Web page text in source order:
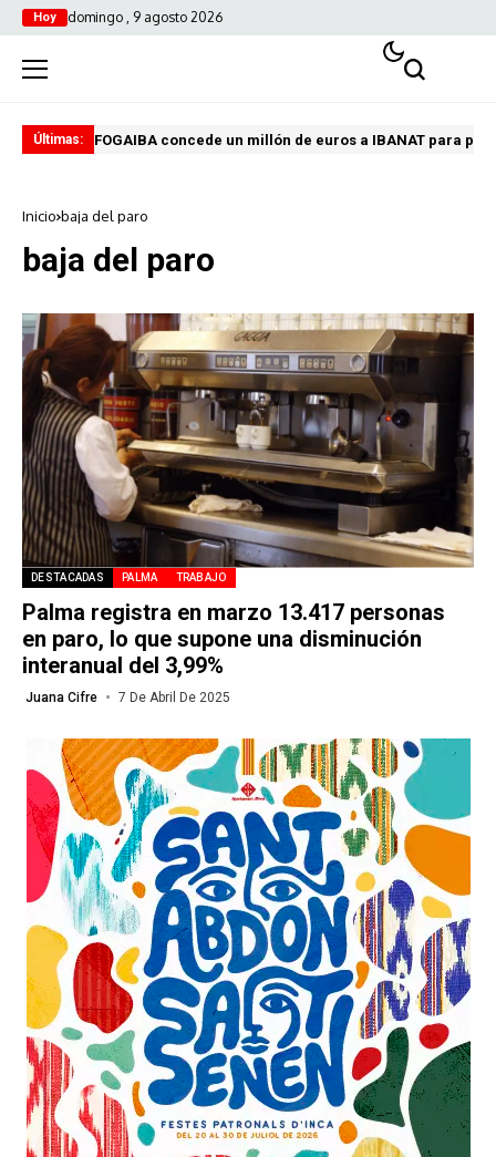
Hoy domingo , 9 agosto 2026
Últimas: FOGAIBA concede un millón de euros a IBANAT para
Inicio baja del paro
baja del paro
DESTACADAS PALMA TRABAJO
Palma registra en marzo 13.417 personas
en paro, lo que supone una disminución
interanual del 3,99%
Juana Cifre 7 De Abril De 2025